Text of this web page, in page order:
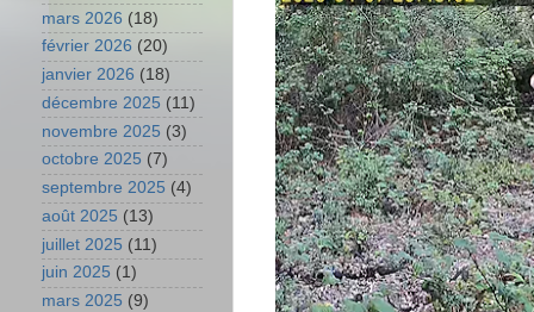
mars 2026 (18)
février 2026 (20)
janvier 2026 (18)
décembre 2025 (11)
novembre 2025 (3)
octobre 2025 (7)
septembre 2025 (4)
août 2025 (13)
juillet 2025 (11)
juin 2025 (1)
mars 2025 (9)